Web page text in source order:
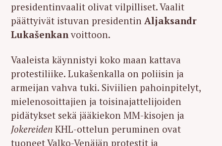
presidentinvaalit olivat vilpilliset. Vaalit
päättyivät istuvan presidentin Aljaksandr
Lukašenkanvoittoon.
Vaaleista käynnistyi koko maan kattava
protestiliike. Lukašenkalla on poliisin ja
armeijan vahva tuki. Siviilien pahoinpitelyt,
mielenosoittajien ja toisinajattelijoiden
pidätykset sekä jääkiekon MM-kisojen ja
Jokereiden KHL-ottelun peruminen ovat
tuoneet Valko-Venäjän protestit ja